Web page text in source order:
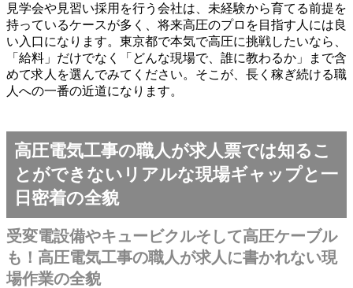
見学会や見習い採用を行う会社は、未経験から育てる前提を
持っているケースが多く、将来高圧のプロを目指す人には良
い入口になります。東京都で本気で高圧に挑戦したいなら、
「給料」だけでなく「どんな現場で、誰に教わるか」まで含
めて求人を選んでみてください。そこが、長く稼ぎ続ける職
人への一番の近道になります。
高圧電気工事の職人が求人票では知るこ
とができないリアルな現場ギャップと一
日密着の全貌
受変電設備やキュービクルそして高圧ケーブル
も！高圧電気工事の職人が求人に書かれない現
場作業の全貌